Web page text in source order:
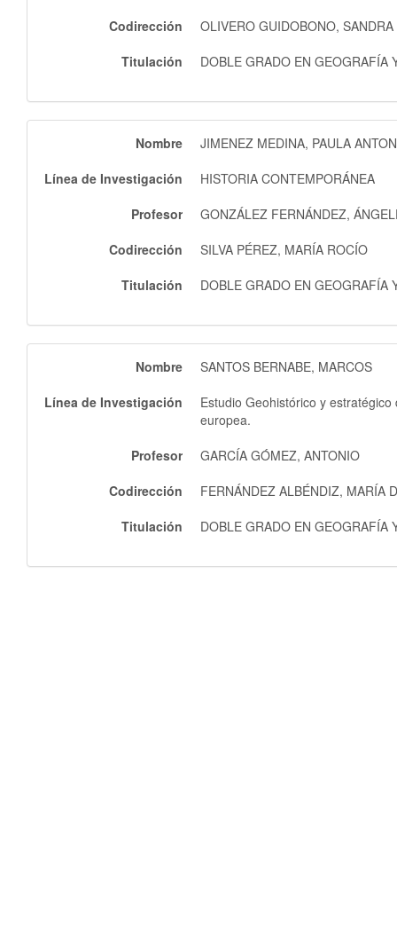
Codirección
OLIVERO GUIDOBONO, SANDRA
Titulación
DOBLE GRADO EN GEOGRAFÍA
Nombre
JIMENEZ MEDINA, PAULA
Línea de Investigación
HISTORIA CONTEMPORÁNEA
Profesor
GONZÁLEZ FERNÁNDEZ,
Codirección
SILVA PÉREZ, MARÍA ROCÍO
Titulación
DOBLE GRADO EN GEOGRAFÍA
Nombre
SANTOS BERNABE, MARCOS
Línea de Investigación
Estudio Geohistórico y
europea.
Profesor
GARCÍA GÓMEZ, ANTONIO
Codirección
FERNÁNDEZ ALBÉNDIZ, MARÍA
Titulación
DOBLE GRADO EN GEOGRAFÍA